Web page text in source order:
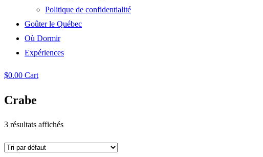
Politique de confidentialité
Goûter le Québec
Où Dormir
Expériences
$0.00 Cart
Crabe
3 résultats affichés